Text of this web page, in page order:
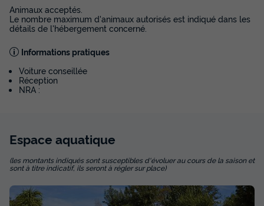
Animaux acceptés.
Le nombre maximum d'animaux autorisés est indiqué dans les
détails de l'hébergement concerné.
Informations pratiques
Voiture conseillée
Réception
NRA :
Espace aquatique
(les montants indiqués sont susceptibles d'évoluer au cours de la saison et
sont à titre indicatif, ils seront à régler sur place)